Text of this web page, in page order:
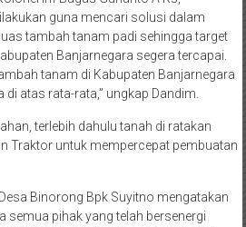
guna mencari solusi dalam
tambah tanam padi sehingga target
Banjarnegara segera tercapai.
tanam di Kabupaten Banjarnegara
atas rata-rata,” ungkap Dandim.
terlebih dahulu tanah di ratakan
Traktor untuk mempercepat pembuatan
Binorong Bpk Suyitno mengatakan
semua pihak yang telah bersenergi